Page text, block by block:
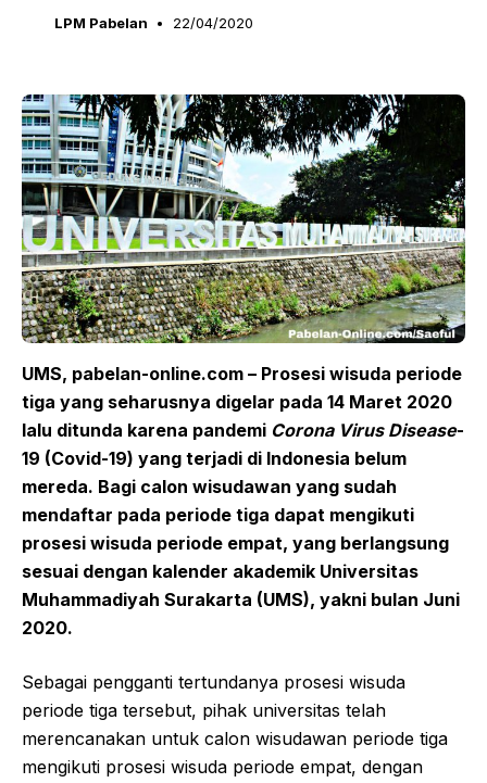
LPM Pabelan 22/04/2020
UMS, pabelan-online.com – Prosesi wisuda periode
tiga yang seharusnya digelar pada 14 Maret 2020
lalu ditunda karena pandemi Corona Virus Disease-
19 (Covid-19) yang terjadi di Indonesia belum
mereda. Bagi calon wisudawan yang sudah
mendaftar pada periode tiga dapat mengikuti
prosesi wisuda periode empat, yang berlangsung
sesuai dengan kalender akademik Universitas
Muhammadiyah Surakarta (UMS), yakni bulan Juni
2020.
Sebagai pengganti tertundanya prosesi wisuda
periode tiga tersebut, pihak universitas telah
merencanakan untuk calon wisudawan periode tiga
mengikuti prosesi wisuda periode empat, dengan